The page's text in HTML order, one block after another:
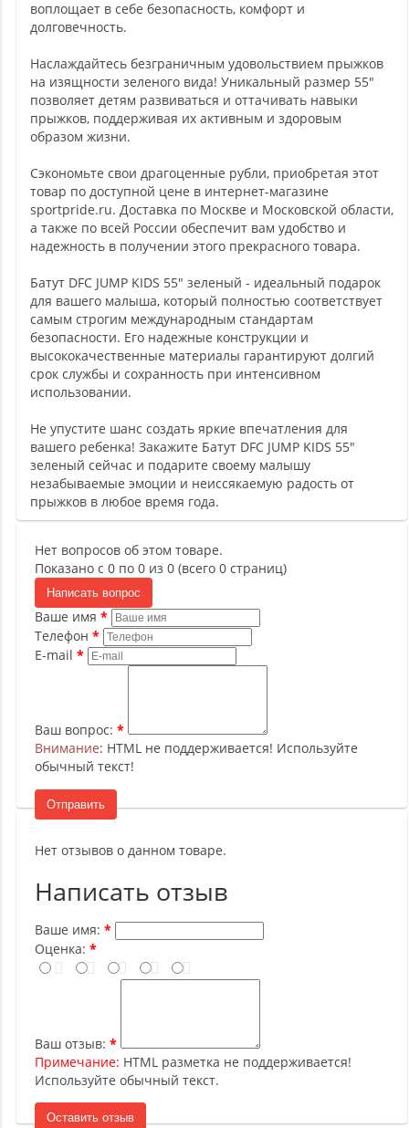
воплощает в себе безопасность, комфорт и
долговечность.
Наслаждайтесь безграничным удовольствием прыжков
на изящности зеленого вида! Уникальный размер 55"
позволяет детям развиваться и оттачивать навыки
прыжков, поддерживая их активным и здоровым
образом жизни.
Сэкономьте свои драгоценные рубли, приобретая этот
товар по доступной цене в интернет-магазине
sportpride.ru. Доставка по Москве и Московской области,
а также по всей России обеспечит вам удобство и
надежность в получении этого прекрасного товара.
Батут DFC JUMP KIDS 55" зеленый - идеальный подарок
для вашего малыша, который полностью соответствует
самым строгим международным стандартам
безопасности. Его надежные конструкции и
высококачественные материалы гарантируют долгий
срок службы и сохранность при интенсивном
использовании.
Не упустите шанс создать яркие впечатления для
вашего ребенка! Закажите Батут DFC JUMP KIDS 55"
зеленый сейчас и подарите своему малышу
незабываемые эмоции и неиссякаемую радость от
прыжков в любое время года.
Нет вопросов об этом товаре.
Показано с 0 по 0 из 0 (всего 0 страниц)
Написать вопрос
Ваше имя
Телефон
E-mail
Ваш вопрос:
Внимание: HTML не поддерживается! Используйте
обычный текст!
Отправить
Нет отзывов о данном товаре.
Написать отзыв
Ваше имя:
Оценка:
Ваш отзыв:
Примечание: HTML разметка не поддерживается!
Используйте обычный текст.
Оставить отзыв